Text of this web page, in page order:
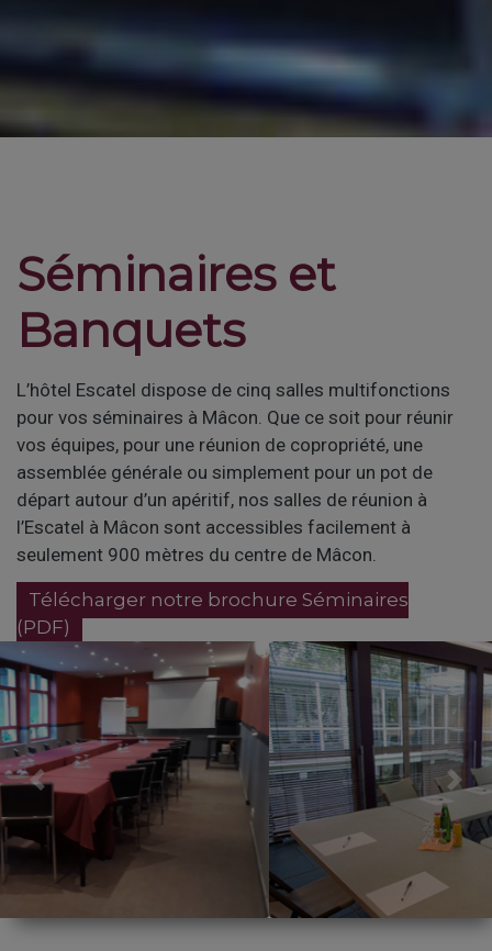
Séminaires et
Banquets
L’hôtel Escatel dispose de cinq salles multifonctions
pour vos séminaires à Mâcon. Que ce soit pour réunir
vos équipes, pour une réunion de copropriété, une
assemblée générale ou simplement pour un pot de
départ autour d’un apéritif, nos salles de réunion à
l’Escatel à Mâcon sont accessibles facilement à
seulement 900 mètres du centre de Mâcon.
Télécharger notre brochure Séminaires
(PDF)
Previous